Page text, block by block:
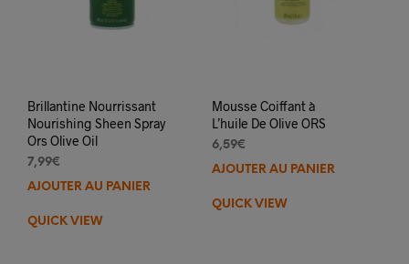
Brillantine Nourrissant
Nourishing Sheen Spray
Ors Olive Oil
7,99€
AJOUTER AU PANIER
QUICK VIEW
Mousse Coiffant à
L’huile De Olive ORS
6,59€
AJOUTER AU PANIER
QUICK VIEW